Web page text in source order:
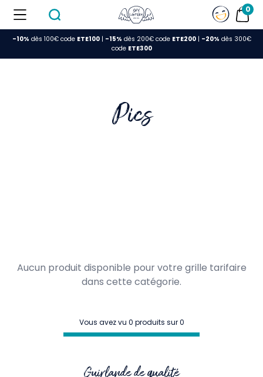
0
-10% dès 100€ code ETE100| -15% dès 200€ code ETE200| -20% dès 300€
code ETE300
Pics
Aucun produit disponible pour votre grille tarifaire
dans cette catégorie.
Vous avez vu 0 produits sur 0